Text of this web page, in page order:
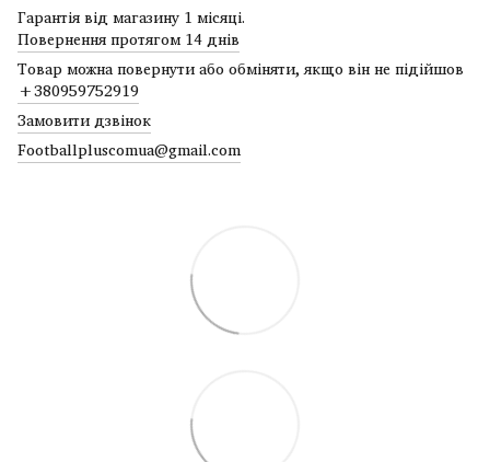
Гарантія від магазину 1 місяці.
Повернення протягом 14 днів
Товар можна повернути або обміняти, якщо він не підійшов
+380959752919
Замовити дзвінок
Footballpluscomua@gmail.com